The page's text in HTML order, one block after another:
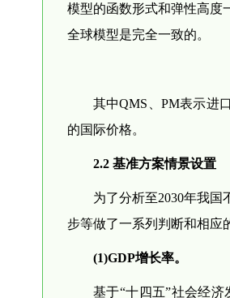
模型的函数形式和弹性高度
全球模型是完全一致的。
其中QMS、PM表示进
的国际价格。
2.2 基准方案情景设置
为了分析至2030年我
步等做了一系列判断和相应
(1)GDP增长率。
基于“十四五”社会经